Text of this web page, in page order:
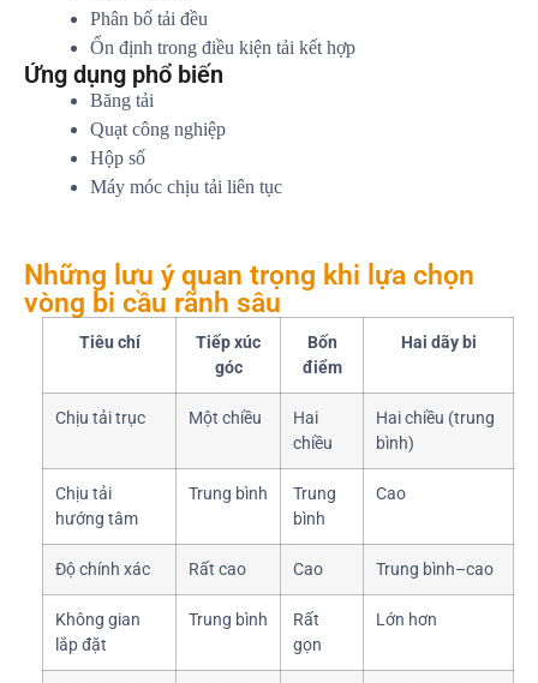
Phân bố tải đều
Ổn định trong điều kiện tải kết hợp
Ứng dụng phổ biến
Băng tải
Quạt công nghiệp
Hộp số
Máy móc chịu tải liên tục
Những lưu ý quan trọng khi lựa chọn
vòng bi cầu rãnh sâu
Tiêu chí
Tiếp xúc
góc
Bốn
điểm
Hai dãy bi
Chịu tải trục Một chiều
Hai
chiều
Hai chiều (trung
bình)
Chịu tải
hướng tâm
Trung bình
Trung
bình
Cao
Độ chính xác Rất cao Cao Trung bình–cao
Không gian
lắp đặt
Trung bình
Rất
gọn
Lớn hơn